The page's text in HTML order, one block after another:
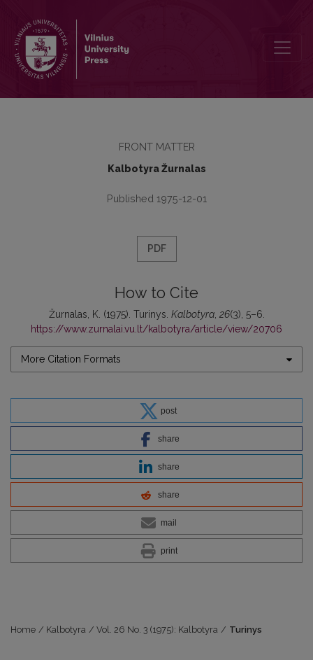
FRONT MATTER
Kalbotyra Žurnalas
Published 1975-12-01
PDF
How to Cite
Žurnalas, K. (1975). Turinys. Kalbotyra, 26(3), 5–6.
https://www.zurnalai.vu.lt/kalbotyra/article/view/20706
More Citation Formats
post
share
share
share
mail
print
Home / Kalbotyra / Vol. 26 No. 3 (1975): Kalbotyra / Turinys